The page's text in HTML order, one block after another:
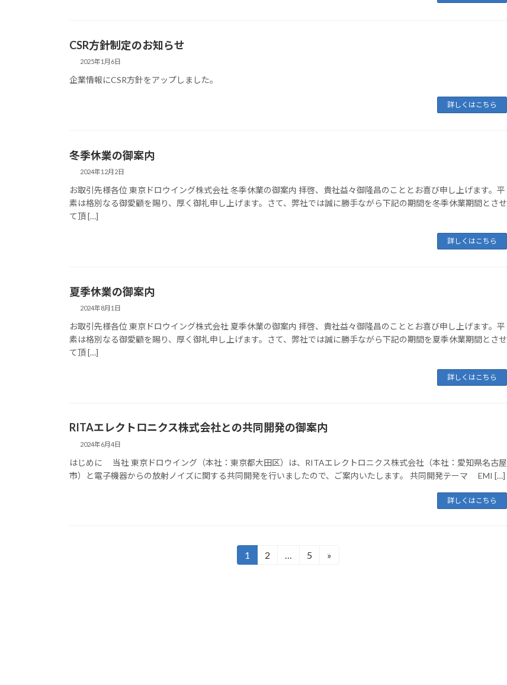
CSR方針制定のお知らせ
2025年1月6日
企業情報にCSR方針をアップしました。
詳しくはこちら
冬季休業の御案内
2024年12月2日
お取引先様各位 東京ドロウイング株式会社 冬季休業の御案内 拝啓、貴社益々御隆昌のこととお喜び申し上げます。平
素は格別なる御愛顧を賜り、厚く御礼申し上げます。さて、弊社では誠に勝手ながら下記の期間を冬季休業期間とさせ
て頂 […]
詳しくはこちら
夏季休業の御案内
2024年8月1日
お取引先様各位 東京ドロウイング株式会社 夏季休業の御案内 拝啓、貴社益々御隆昌のこととお喜び申し上げます。平
素は格別なる御愛顧を賜り、厚く御礼申し上げます。さて、弊社では誠に勝手ながら下記の期間を夏季休業期間とさせ
て頂 […]
詳しくはこちら
RITAエレクトロニクス株式会社との共同開発の御案内
2024年6月4日
はじめに 当社 東京ドロウイング（本社：東京都大田区）は、RITAエレクトロニクス株式会社（本社：愛知県名古屋
市）と電子機器からの放射ノイズに関する共同開発を行いましたので、ご案内いたします。 共同開発テーマ EMI […]
詳しくはこちら
固
1
固
2 …
固
5 »